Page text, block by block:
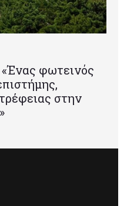
φωτεινός
στην